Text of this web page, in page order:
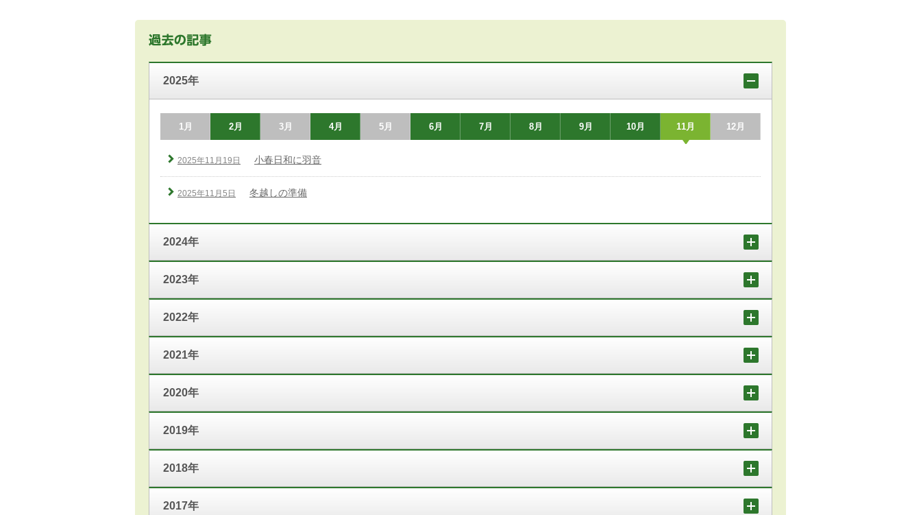
2025年
1月 2月 3月 4月 5月 6月 7月 8月 9月 10月 11月 12月
2025年11月19日 小春日和に羽音
2025年11月5日 冬越しの準備
2024年
2023年
2022年
2021年
2020年
2019年
2018年
2017年